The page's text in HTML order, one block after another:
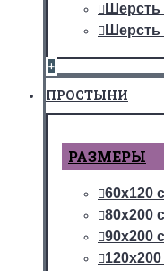
+
ПРОСТЫНИ
РАЗМЕРЫ
60х120
80х200
90х200